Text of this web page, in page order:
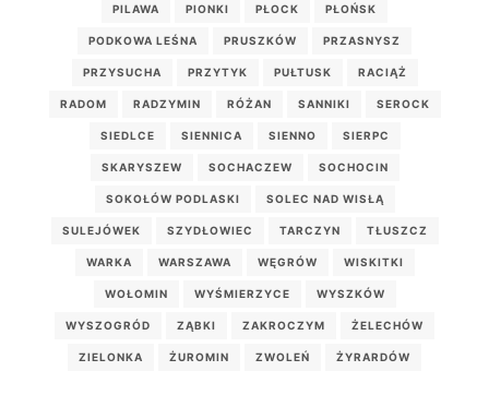
PILAWA PIONKI PŁOCK PŁOŃSK
PODKOWA LEŚNA PRUSZKÓW PRZASNYSZ
PRZYSUCHA PRZYTYK PUŁTUSK RACIĄŻ
RADOM RADZYMIN RÓŻAN SANNIKI SEROCK
SIEDLCE SIENNICA SIENNO SIERPC
SKARYSZEW SOCHACZEW SOCHOCIN
SOKOŁÓW PODLASKI SOLEC NAD WISŁĄ
SULEJÓWEK SZYDŁOWIEC TARCZYN TŁUSZCZ
WARKA WARSZAWA WĘGRÓW WISKITKI
WOŁOMIN WYŚMIERZYCE WYSZKÓW
WYSZOGRÓD ZĄBKI ZAKROCZYM ŻELECHÓW
ZIELONKA ŻUROMIN ZWOLEŃ ŻYRARDÓW